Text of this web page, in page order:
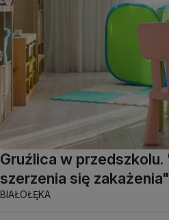
Gruźlica w
szerzenia się zakażenia"
BIAŁOŁĘKA